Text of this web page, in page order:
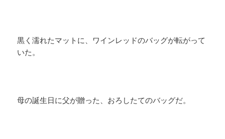
黒く濡れたマットに、ワインレッドのバッグが転がって
いた。
母の誕生日に父が贈った、おろしたてのバッグだ。